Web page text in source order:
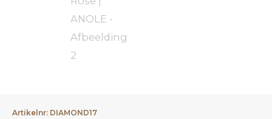
Artikelnr: DIAMOND17